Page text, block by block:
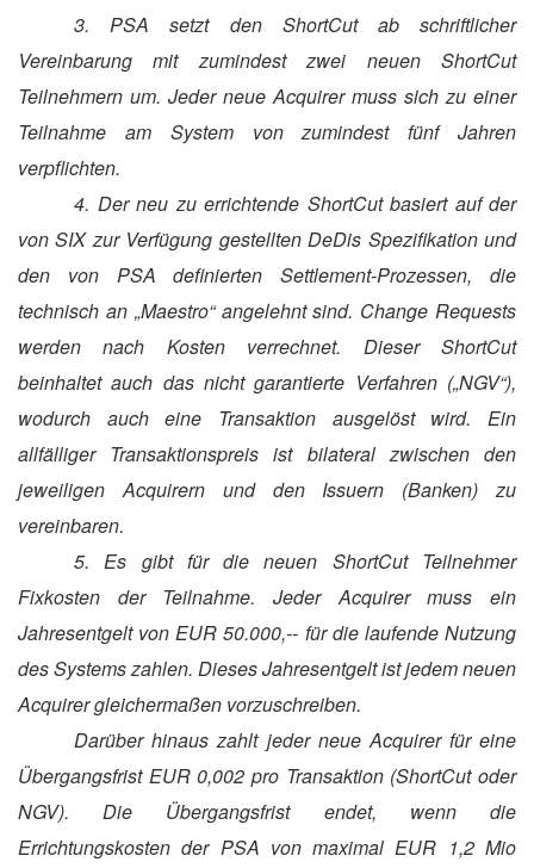
3. PSA setzt den ShortCut ab schriftlicher
Vereinbarung mit zumindest zwei neuen ShortCut
Teilnehmern um. Jeder neue Acquirer muss sich zu einer
Teilnahme am System von zumindest fünf Jahren
verpflichten.
4. Der neu zu errichtende ShortCut basiert auf der
von SIX zur Verfügung gestellten DeDis Spezifikation und
den von PSA definierten Settlement-Prozessen, die
technisch an „Maestro“ angelehnt sind. Change Requests
werden nach Kosten verrechnet. Dieser ShortCut
beinhaltet auch das nicht garantierte Verfahren („NGV“),
wodurch auch eine Transaktion ausgelöst wird. Ein
allfälliger Transaktionspreis ist bilateral zwischen den
jeweiligen Acquirern und den Issuern (Banken) zu
vereinbaren.
5. Es gibt für die neuen ShortCut Teilnehmer
Fixkosten der Teilnahme. Jeder Acquirer muss ein
Jahresentgelt von EUR 50.000,-- für die laufende Nutzung
des Systems zahlen. Dieses Jahresentgelt ist jedem neuen
Acquirer gleichermaßen vorzuschreiben.
Darüber hinaus zahlt jeder neue Acquirer für eine
Übergangsfrist EUR 0,002 pro Transaktion (ShortCut oder
NGV). Die Übergangsfrist endet, wenn die
Errichtungskosten der PSA von maximal EUR 1,2 Mio